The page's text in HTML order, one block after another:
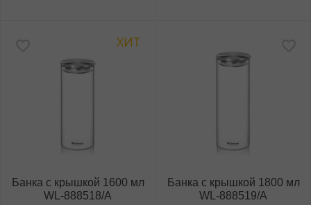
ХИТ
Банка с крышкой 1600 мл
WL‑888518/A
Банка с крышкой 1800 мл
WL‑888519/A